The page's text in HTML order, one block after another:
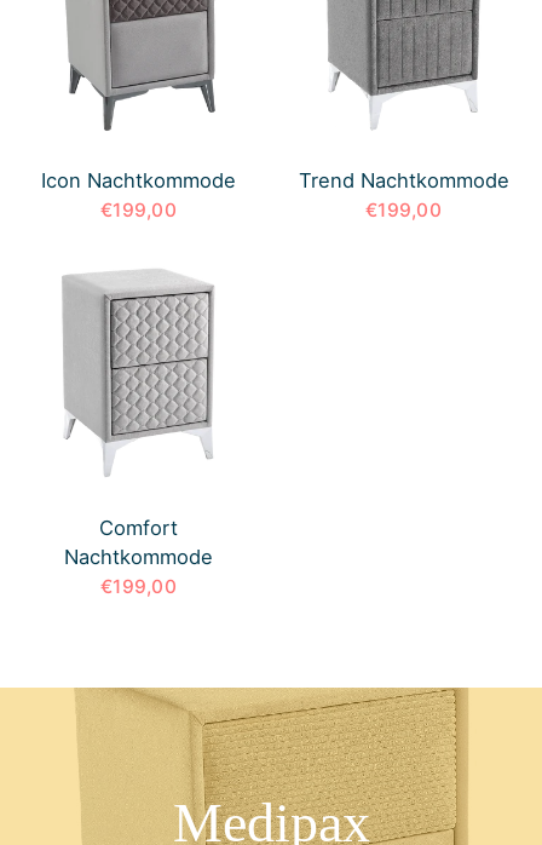
Icon Nachtkommode
€199,00
Trend Nachtkommode
€199,00
Comfort
Nachtkommode
€199,00
Medipax